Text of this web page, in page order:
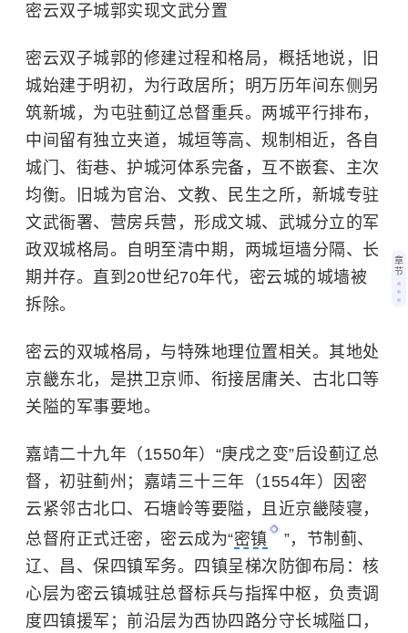
密云双子城郭实现文武分置
密云双子城郭的修建过程和格局，概括地说，旧
城始建于明初，为行政居所；明万历年间东侧另
筑新城，为屯驻蓟辽总督重兵。两城平行排布，
中间留有独立夹道，城垣等高、规制相近，各自
城门、街巷、护城河体系完备，互不嵌套、主次
均衡。旧城为官治、文教、民生之所，新城专驻
文武衙署、营房兵营，形成文城、武城分立的军
政双城格局。自明至清中期，两城垣墙分隔、长
期并存。直到20世纪70年代，密云城的城墙被
拆除。
密云的双城格局，与特殊地理位置相关。其地处
京畿东北，是拱卫京师、衔接居庸关、古北口等
关隘的军事要地。
嘉靖二十九年（1550年）“庚戌之变”后设蓟辽总
督，初驻蓟州；嘉靖三十三年（1554年）因密
云紧邻古北口、石塘岭等要隘，且近京畿陵寝，
总督府正式迁密，密云成为“密镇
”，节制蓟、
辽、昌、保四镇军务。四镇呈梯次防御布局：核
心层为密云镇城驻总督标兵与指挥中枢，负责调
度四镇援军；前沿层为西协四路分守长城隘口，
章
节